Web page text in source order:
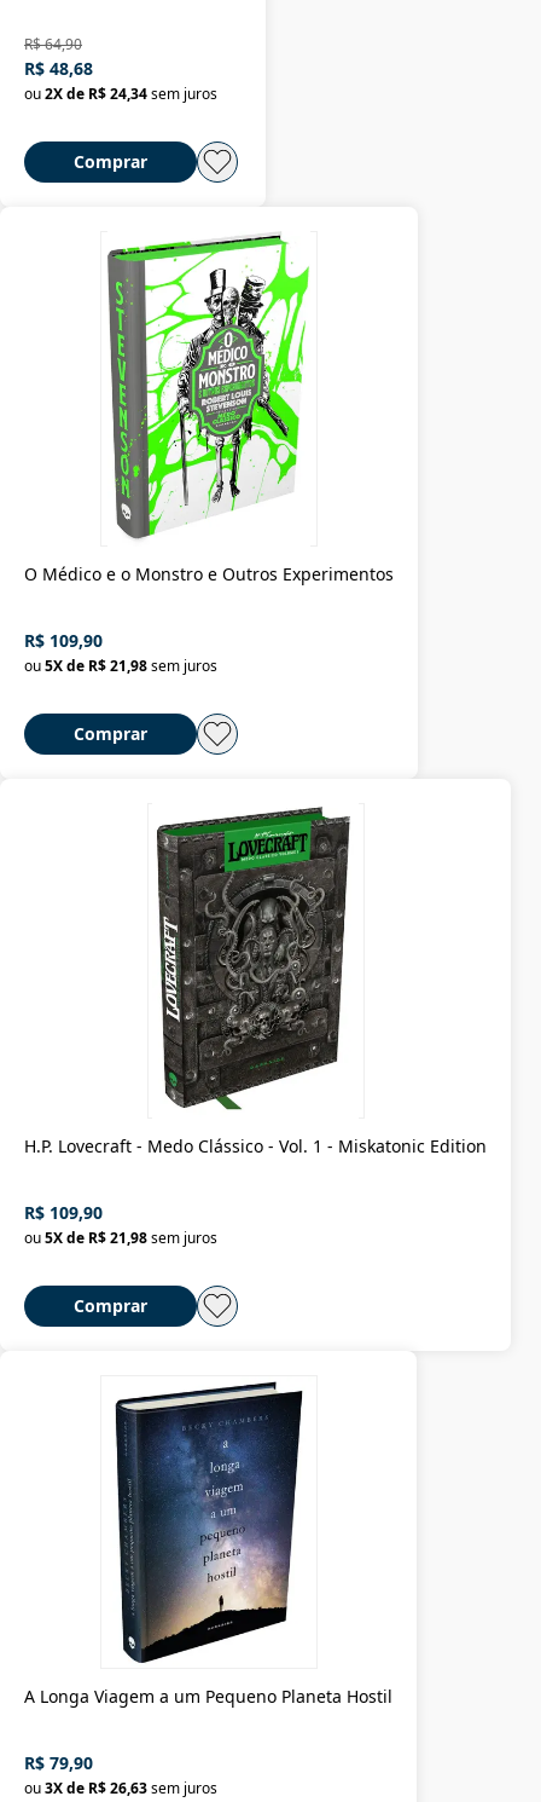
R$ 64,90
R$ 48,68
ou2X de R$ 24,34sem juros
Comprar
O Médico e o Monstro e Outros Experimentos
R$ 109,90
ou5X de R$ 21,98sem juros
Comprar
H.P. Lovecraft - Medo Clássico - Vol. 1 - Miskatonic Edition
R$ 109,90
ou5X de R$ 21,98sem juros
Comprar
A Longa Viagem a um Pequeno Planeta Hostil
R$ 79,90
ou3X de R$ 26,63sem juros